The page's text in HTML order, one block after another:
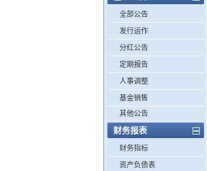
全部公告
发行运作
分红公告
定期报告
人事调整
基金销售
其他公告
财务报表
财务指标
资产负债表